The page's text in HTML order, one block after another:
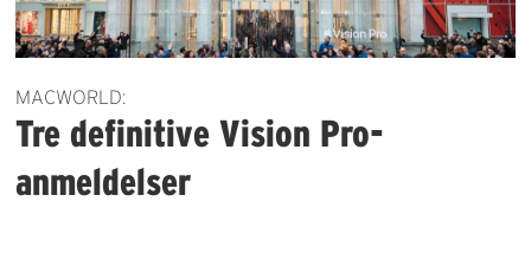
MACWORLD:
Tre definitive Vision Pro-
anmeldelser